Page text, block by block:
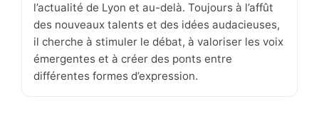
l’actualité de Lyon et au-delà. Toujours à l’affût
des nouveaux talents et des idées audacieuses,
il cherche à stimuler le débat, à valoriser les voix
émergentes et à créer des ponts entre
différentes formes d’expression.